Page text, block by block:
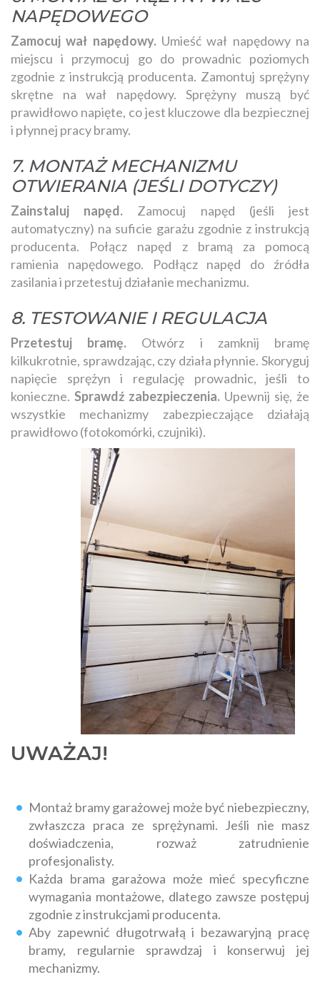
NAPĘDOWEGO
Zamocuj wał napędowy. Umieść wał napędowy na
miejscu i przymocuj go do prowadnic poziomych
zgodnie z instrukcją producenta. Zamontuj sprężyny
skrętne na wał napędowy. Sprężyny muszą być
prawidłowo napięte, co jest kluczowe dla bezpiecznej
i płynnej pracy bramy.
7. MONTAŻ MECHANIZMU
OTWIERANIA (JEŚLI DOTYCZY)
Zainstaluj napęd. Zamocuj napęd (jeśli jest
automatyczny) na suficie garażu zgodnie z instrukcją
producenta. Połącz napęd z bramą za pomocą
ramienia napędowego. Podłącz napęd do źródła
zasilania i przetestuj działanie mechanizmu.
8. TESTOWANIE I REGULACJA
Przetestuj bramę. Otwórz i zamknij bramę
kilkukrotnie, sprawdzając, czy działa płynnie. Skoryguj
napięcie sprężyn i regulację prowadnic, jeśli to
konieczne. Sprawdź zabezpieczenia. Upewnij się, że
wszystkie mechanizmy zabezpieczające działają
prawidłowo (fotokomórki, czujniki).
UWAŻAJ!
Montaż bramy garażowej może być niebezpieczny,
zwłaszcza praca ze sprężynami. Jeśli nie masz
doświadczenia, rozważ zatrudnienie
profesjonalisty.
Każda brama garażowa może mieć specyficzne
wymagania montażowe, dlatego zawsze postępuj
zgodnie z instrukcjami producenta.
Aby zapewnić długotrwałą i bezawaryjną pracę
bramy, regularnie sprawdzaj i konserwuj jej
mechanizmy.